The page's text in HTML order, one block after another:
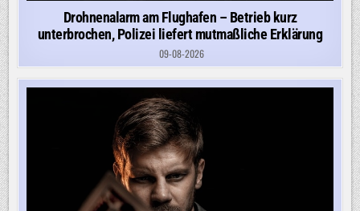
Drohnenalarm am Flughafen – Betrieb kurz
unterbrochen, Polizei liefert mutmaßliche Erklärung
09-08-2026